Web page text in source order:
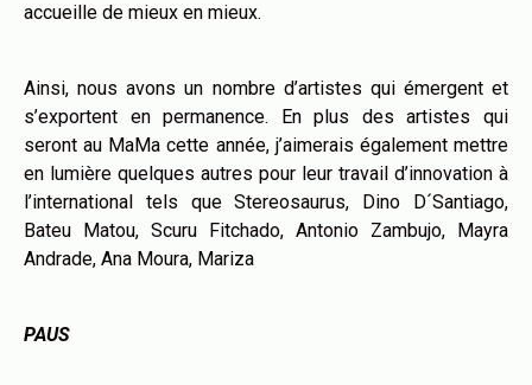
accueille de mieux en mieux.
Ainsi, nous avons un nombre d’artistes qui émergent et
s’exportent en permanence. En plus des artistes qui
seront au MaMa cette année, j’aimerais également mettre
en lumière quelques autres pour leur travail d’innovation à
l’international tels que Stereosaurus, Dino D´Santiago,
Bateu Matou, Scuru Fitchado, Antonio Zambujo, Mayra
Andrade, Ana Moura, Mariza
PAUS